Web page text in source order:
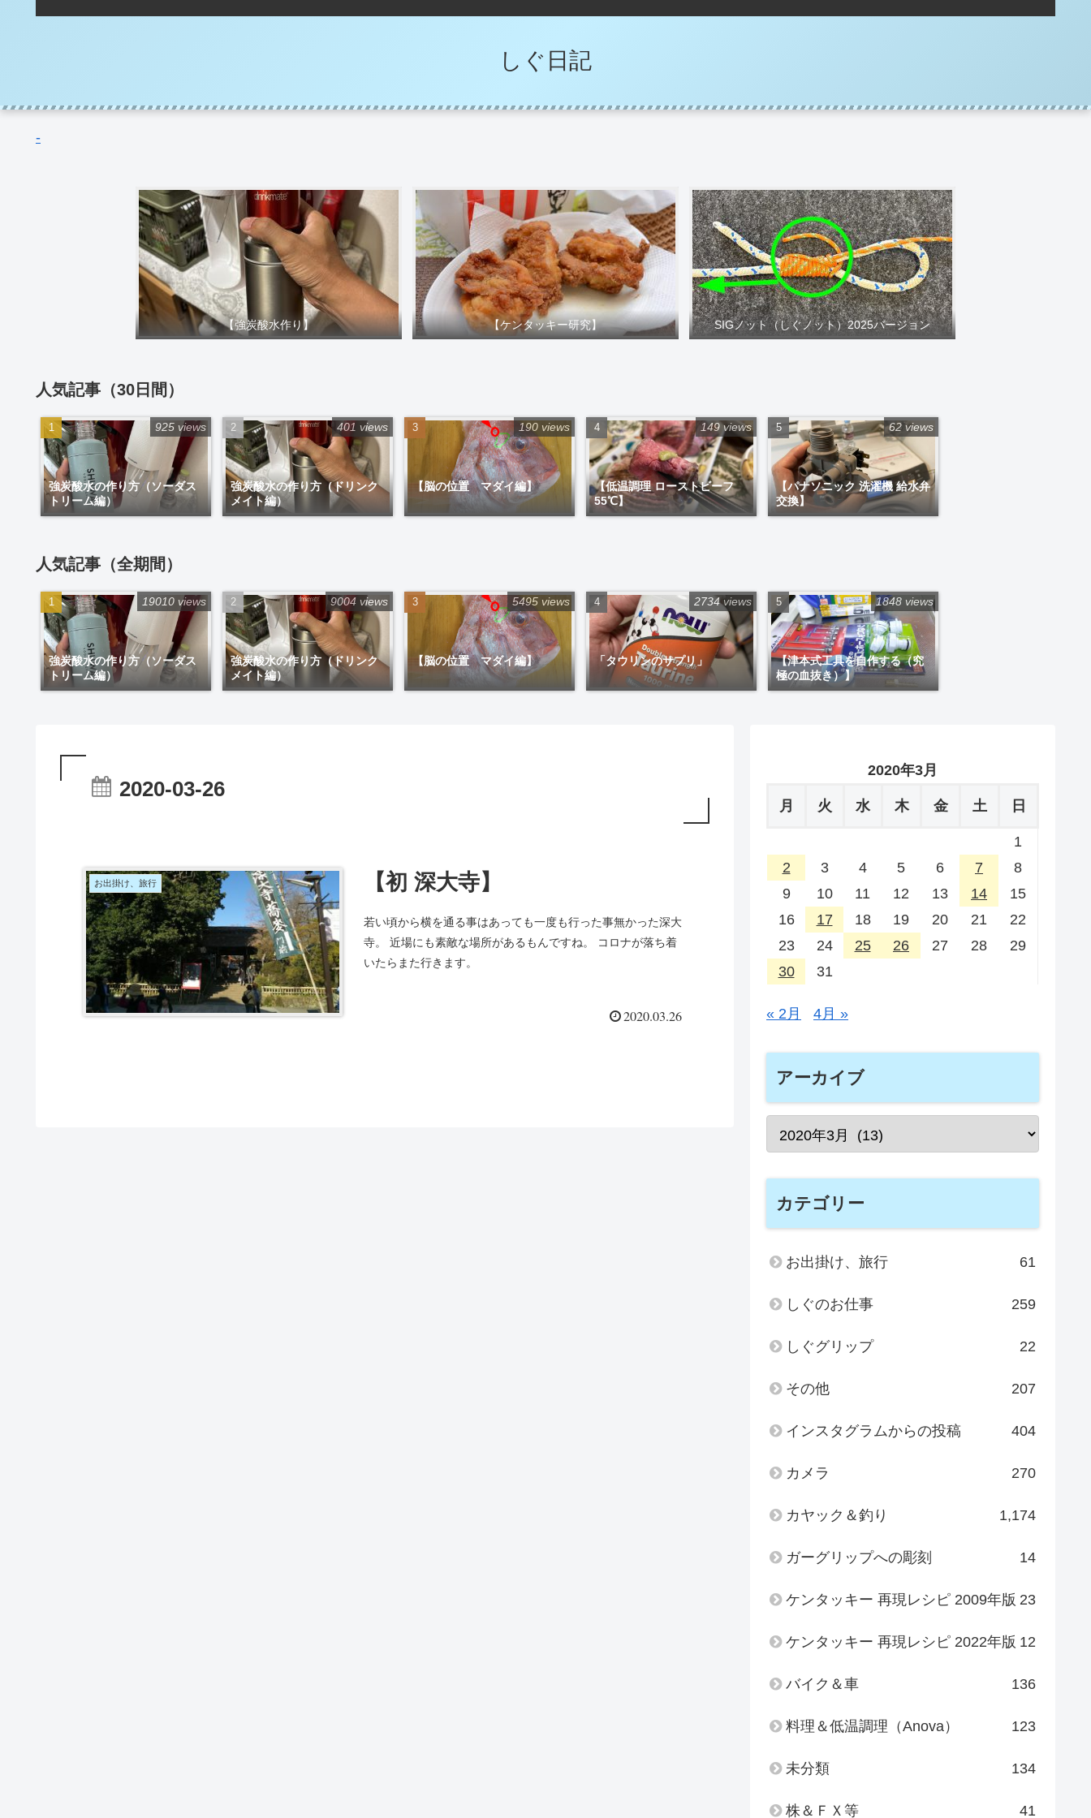
しぐ日記
-
【強炭酸水作り】 【ケンタッキー研究】 SIGノット（しぐノット）2025バージョン
人気記事（30日間）
強炭酸水の作り方（ソーダス
トリーム編）
925 views
強炭酸水の作り方（ドリンク
メイト編）
401 views
【脳の位置 マダイ編】
190 views
【低温調理 ローストビーフ
55℃】
149 views
【パナソニック 洗濯機 給水弁
交換】
62 views
人気記事（全期間）
強炭酸水の作り方（ソーダス
トリーム編）
19010 views
強炭酸水の作り方（ドリンク
メイト編）
9004 views
【脳の位置 マダイ編】
5495 views
「タウリンのサプリ」
2734 views
【津本式工具を自作する（究
極の血抜き）】
1848 views
2020-03-26
お出掛け、旅行 【初 深大寺】
若い頃から横を通る事はあっても一度も行った事無かった深大
寺。 近場にも素敵な場所があるもんですね。 コロナが落ち着
いたらまた行きます。
2020.03.26
2020年3月
月 火 水 木 金 土 日
1
2
3 4 5 6 7
8
9
10 11 12 13 14
15
16
17 18 19 20 21
22
23
24 25 26 27 28
29
30
31
« 2月 4月 »
アーカイブ
カテゴリー
お出掛け、旅行 61
しぐのお仕事 259
しぐグリップ 22
その他 207
インスタグラムからの投稿 404
カメラ 270
カヤック＆釣り 1,174
ガーグリップへの彫刻 14
ケンタッキー 再現レシピ 2009年版 23
ケンタッキー 再現レシピ 2022年版 12
バイク＆車 136
料理＆低温調理（Anova） 123
未分類 134
株＆ＦＸ等 41